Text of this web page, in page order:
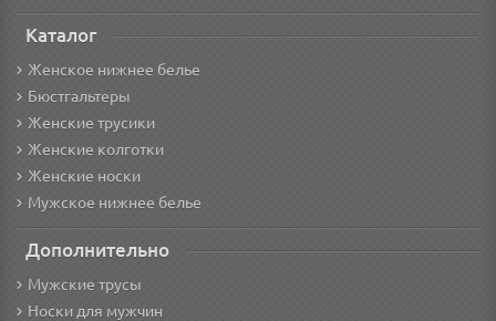
Каталог
Женское нижнее белье
Бюстгальтеры
Женские трусики
Женские колготки
Женские носки
Мужское нижнее белье
Дополнительно
Мужские трусы
Носки для мужчин